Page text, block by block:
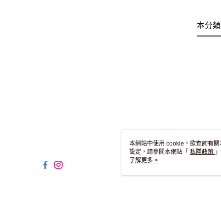
本分
本網站中使用 cookie，欲查詢有
設定，請參閱本網站「 私隱政策
用 cookie。
了解更多 >